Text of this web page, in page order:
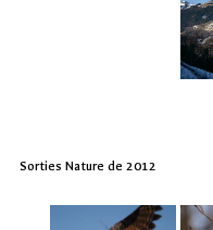
Sorties Nature de 2012